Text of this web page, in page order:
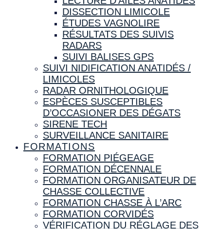
DISSECTION LIMICOLE
ÉTUDES VAGNOLIRE
RÉSULTATS DES SUIVIS
RADARS
SUIVI BALISES GPS
SUIVI NIDIFICATION ANATIDÉS /
LIMICOLES
RADAR ORNITHOLOGIQUE
ESPÈCES SUSCEPTIBLES
D’OCCASIONER DES DÉGATS
SIRENE TECH
SURVEILLANCE SANITAIRE
FORMATIONS
FORMATION PIÉGEAGE
FORMATION DÉCENNALE
FORMATION ORGANISATEUR DE
CHASSE COLLECTIVE
FORMATION CHASSE À L’ARC
FORMATION CORVIDÉS
VÉRIFICATION DU RÉGLAGE DES